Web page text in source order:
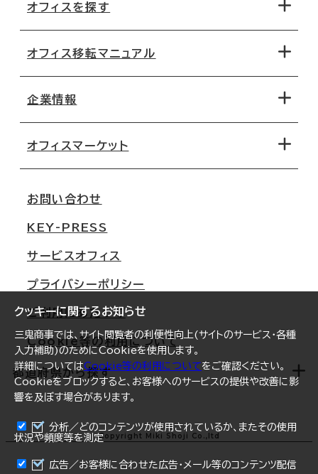
まとめて資料請求
クッキーに関するお知らせ
三鬼商事では、サイト閲覧者の利便性向上(サイトのサービス・各種
入力補助)のためにCookieを使用します。
詳細についてはCookie等の利用についてをご確認ください。
Cookieをブロックすると、お客様へのサービスの提供や改善に影
響を及ぼす場合があります。
分析／どのコンテンツが使用されているか、またその使用
状況や頻度等を測定
広告／お客様に合わせた広告・メール等のコンテンツ配信
オフィスを探す
地図から探す
路線・駅から探す
オフィス移転マニュアル
移転コストシミュレーション
移転スケジュール
オフィス移転Q&A
企業情報
オフィスマーケット
大阪
名古屋
札幌
仙台
横浜
福岡
オフィスリポート
ログイン
お問い合わせ
KEY-PRESS
サービスオフィス
プライバシーポリシー
ご利用にあたって
Cookie等の利用について
都道府県から探す
北海道
青森県
Copyright Miki Shoji Co.,ltd